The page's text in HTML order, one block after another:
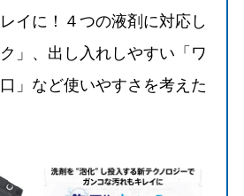
イに！４つの液剤に対応し
」、出し入れしやすい「ワ
」など使いやすさを考えた